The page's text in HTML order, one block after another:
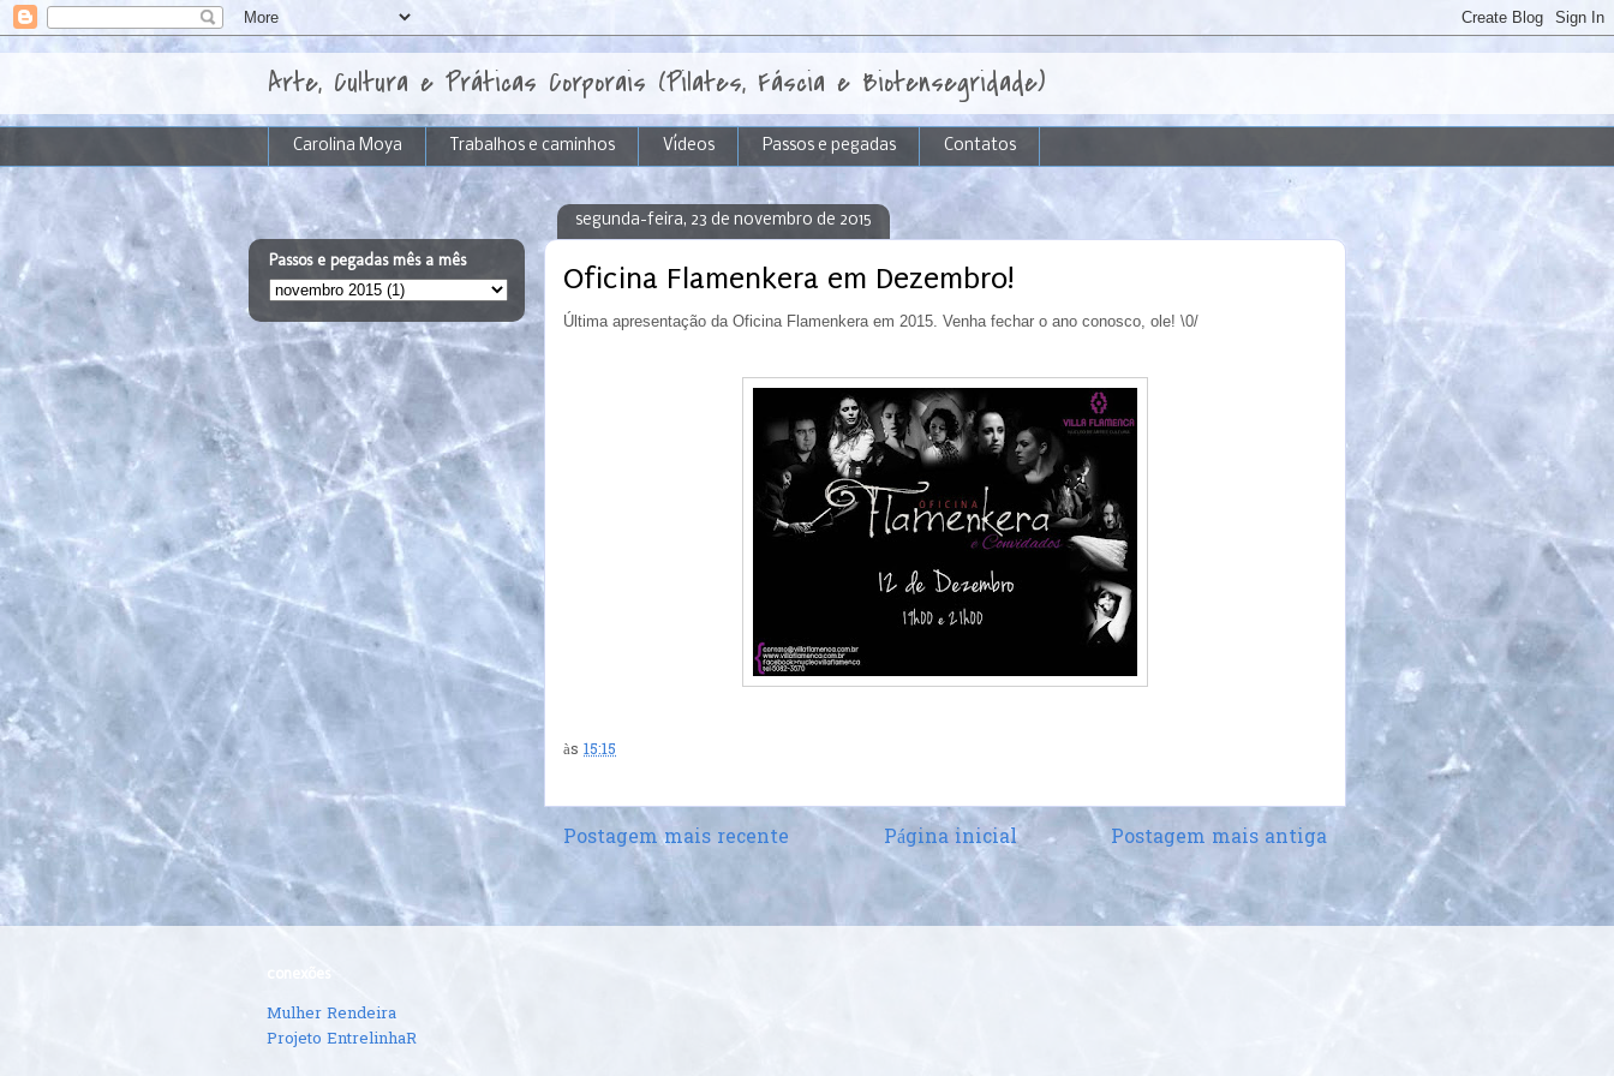
Arte, Cultura e Práticas Corporais (Pilates, Fáscia e Biotensegridade)
Carolina Moya Trabalhos e caminhos Vídeos Passos e pegadas Contatos
segunda-feira, 23 de novembro de 2015
Oficina Flamenkera em Dezembro!
Última apresentação da Oficina Flamenkera em 2015. Venha fechar o ano conosco, ole! \0/
às 15:15
Postagem mais recente Postagem mais antiga
Página inicial
Passos e pegadas mês a mês
Mulher Rendeira
Projeto EntrelinhaR